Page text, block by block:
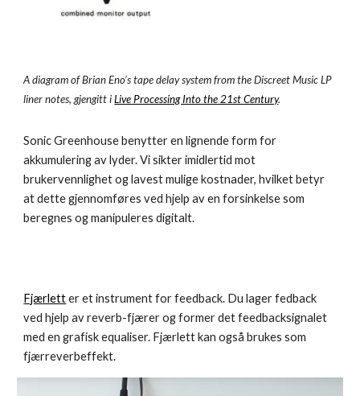
A diagram of Brian Eno’s tape delay system from the Discreet Music LP
liner notes, gjengitt iLive Processing Into the 21st Century.
Sonic Greenhouse benytter en lignende form for
akkumulering av lyder. Vi sikter imidlertid mot
brukervennlighet og lavest mulige kostnader, hvilket betyr
at dette gjennomføres ved hjelp av en forsinkelse som
beregnes og manipuleres digitalt.
Fjærletter et instrument for feedback. Du lager fedback
ved hjelp av reverb-fjærer og former det feedbacksignalet
med en grafisk equaliser. Fjærlett kan også brukes som
fjærreverbeffekt.